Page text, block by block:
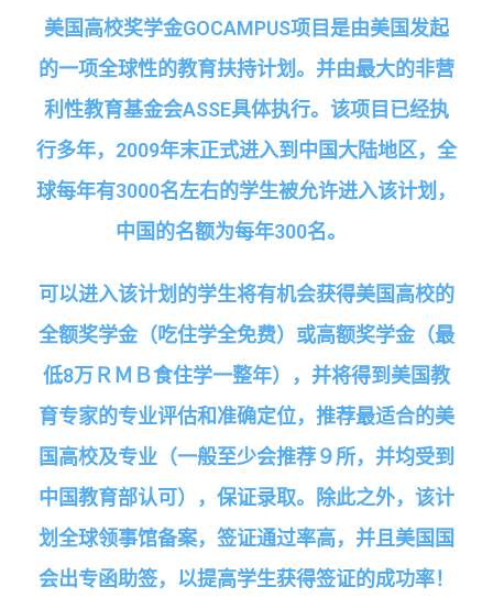
美国高校奖学金GOCAMPUS项目是由美国发起
的一项全球性的教育扶持计划。并由最大的非营
利性教育基金会ASSE具体执行。该项目已经执
行多年， 2009年末正式进入到中国大陆地区，全
球每年有3000名左右的学生被允许进入该计划，
中国的名额为每年300名。
可以进入该计划的学生将有机会获得美国高校的
全额奖学金（吃住学全免费）或高额奖学金（最
低8万ＲＭＢ食住学一整年），并将得到美国教
育专家的专业评估和准确定位，推荐最适合的美
国高校及专业（一般至少会推荐９所，并均受到
中国教育部认可），保证录取。除此之外，该计
划全球领事馆备案，签证通过率高，并且美国国
会出专函助签，以提高学生获得签证的成功率！